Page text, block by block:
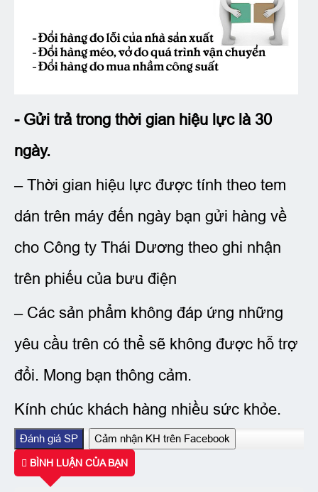
- Gửi trả trong thời gian hiệu lực là 30
ngày.
– Thời gian hiệu lực được tính theo tem
dán trên máy đến ngày bạn gửi hàng về
cho Công ty Thái Dương theo ghi nhận
trên phiếu của bưu điện
– Các sản phẩm không đáp ứng những
yêu cầu trên có thể sẽ không được hỗ trợ
đổi. Mong bạn thông cảm.
Kính chúc khách hàng nhiều sức khỏe.
Đánh giá SP Cảm nhận KH trên Facebook
BÌNH LUẬN CỦA BẠN